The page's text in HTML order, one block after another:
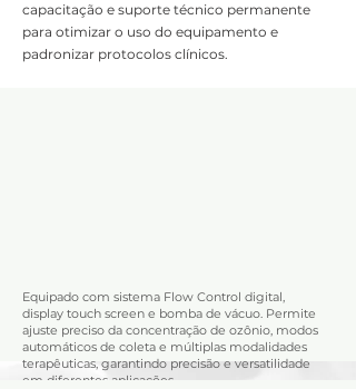
capacitação e suporte técnico permanente
para otimizar o uso do equipamento e
padronizar protocolos clínicos.
Equipado com sistema Flow Control digital,
display touch screen e bomba de vácuo. Permite
ajuste preciso da concentração de ozônio, modos
automáticos de coleta e múltiplas modalidades
terapêuticas, garantindo precisão e versatilidade
em diferentes aplicações.